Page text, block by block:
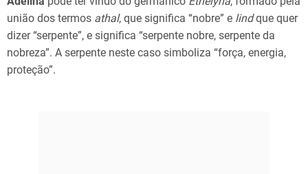
união dos termos athal, que significa “nobre” e lindque quer
dizer “serpente”, e significa “serpente nobre, serpente da
nobreza”. A serpente neste caso simboliza “força, energia,
proteção”.